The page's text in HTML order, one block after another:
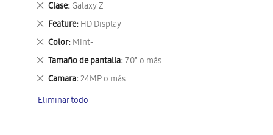
Clase Galaxy Z
Eliminar
este
artículo
Feature HD Display
Eliminar
este
artículo
Color Mint-
Eliminar
este
artículo
Tamaño de pantalla 7.0" o más
Eliminar
este
artículo
Camara 24MP o más
Eliminar
artículo
Eliminar todo